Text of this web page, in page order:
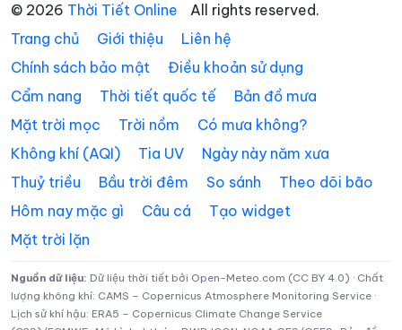
08:00 37°
09:00 / 38° Dông
10:00 32° /40° Mưa rào nhẹ
11:00
12:00 /43° Mây rải rác
Phường Trung Sơn
Phường Trường Thi Phường Vị Khê
Phường Yên Sơn Phường Yên Thắng
Xã Bắc Lý Xã Bình An
Xã Bình Minh Xã Bình Mỹ
Xã Bình Sơn
Xã Chất Bình Xã Cổ Lễ
Xã Cúc Phương Xã Đại Hoàng
© 2026 Thời Tiết Online
All rights reserved.
Trang chủ
Giới thiệu
Liên hệ
Chính sách bảo mật
Điều khoản sử dụng
Cẩm nang
Thời tiết quốc tế
Bản đồ mưa
Mặt trời mọc
Trời nồm
Có mưa không?
Không khí (AQI)
Tia UV
Ngày này năm xưa
Thuỷ triều
Bầu trời đêm So sánh
Theo dõi bão
Hôm nay mặc gì
Câu cá
Tạo widget
Mặt trời lặn
Nguồn dữ liệu: Dữ liệu thời tiết bởi Open-Meteo.com (CC BY 4.0) · Chất
lượng không khí: CAMS – Copernicus Atmosphere Monitoring Service ·
Lịch sử khí hậu: ERA5 – Copernicus Climate Change Service